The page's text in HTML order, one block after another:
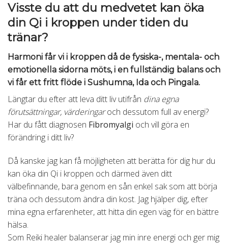
Visste du att du medvetet kan öka
din Qi i kroppen under tiden du
tränar?
Harmoni får vi i kroppen då de fysiska-, mentala- och
emotionella sidorna möts, i en fullständig balans och
vi får ett fritt flöde i Sushumna, Ida och Pingala.
Längtar du efter att leva ditt liv utifrån dina egna
förutsättningar, värderingaroch dessutom full av energi?
Har du fått diagnosen Fibromyalgi och vill göra en
förändring i ditt liv?
Då kanske jag kan få möjligheten att berätta för dig hur du
kan öka din Qi i kroppen och därmed även ditt
välbefinnande, bara genom en sån enkel sak som att börja
träna och dessutom ändra din kost. Jag hjälper dig, efter
mina egna erfarenheter, att hitta din egen väg för en bättre
hälsa.
Som Reiki healer balanserar jag min inre energi och ger mig